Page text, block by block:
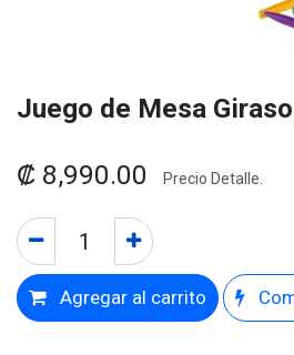
Juego de Mesa
₡ 8,990.00 Precio Detalle.
Agregar al carrito